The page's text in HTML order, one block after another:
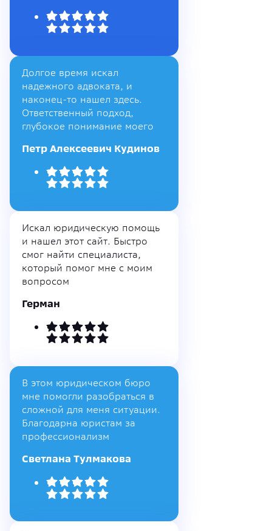
Долгое время искал
надежного адвоката, и
наконец-то нашел здесь.
Ответственный подход,
глубокое понимание моего
Петр Алексеевич Кудинов
Искал юридическую помощь
и нашел этот сайт. Быстро
смог найти специалиста,
который помог мне с моим
вопросом
Герман
В этом юридическом бюро
мне помогли разобраться в
сложной для меня ситуации.
Благодарна юристам за
профессионализм
Светлана Тулмакова